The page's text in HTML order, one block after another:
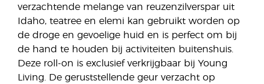
verzachtende melange van reuzenzilverspar uit
Idaho, teatree en elemi kan gebruikt worden op
de droge en gevoelige huid en is perfect om bij
de hand te houden bij activiteiten buitenshuis.
Deze roll-on is exclusief verkrijgbaar bij Young
Living. De geruststellende geur verzacht op